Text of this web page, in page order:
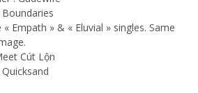
Empath » & « Eluvial » singles. Same
Cút Lộn